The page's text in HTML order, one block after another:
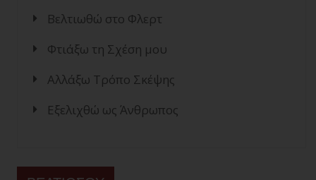
Βελτιωθώ στο Φλερτ
Φτιάξω τη Σχέση μου
Αλλάξω Τρόπο Σκέψης
Εξελιχθώ ως Άνθρωπος